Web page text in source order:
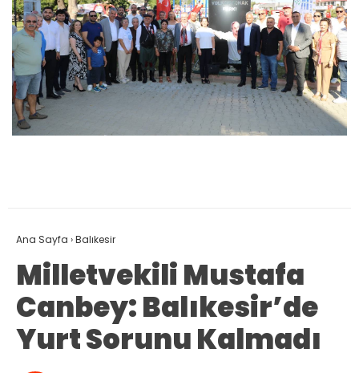
Ana Sayfa ›Balıkesir
Milletvekili Mustafa
Canbey: Balıkesir’de
Yurt Sorunu Kalmadı